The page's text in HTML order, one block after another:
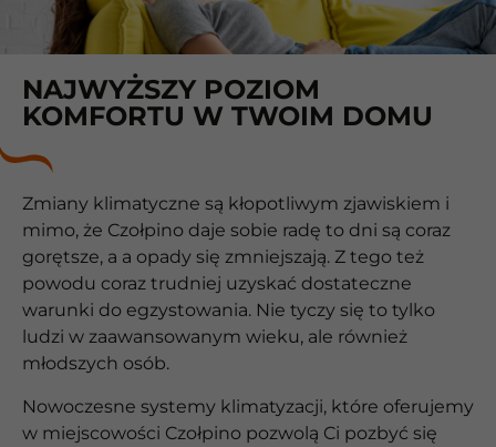
NAJWYŻSZY POZIOM
KOMFORTU W TWOIM DOMU
Zmiany klimatyczne są kłopotliwym zjawiskiem i
mimo, że Czołpino daje sobie radę to dni są coraz
gorętsze, a a opady się zmniejszają. Z tego też
powodu coraz trudniej uzyskać dostateczne
warunki do egzystowania. Nie tyczy się to tylko
ludzi w zaawansowanym wieku, ale również
młodszych osób.
Nowoczesne systemy klimatyzacji, które oferujemy
w miejscowości Czołpino pozwolą Ci pozbyć się